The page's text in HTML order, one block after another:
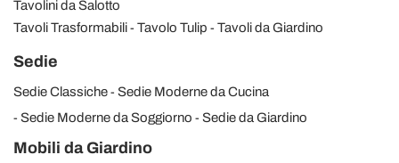
Tavolini da Salotto
Tavoli Trasformabili
Tavolo Tulip Tavoli da Giardino
Sedie
Sedie Classiche
Sedie Moderne da Cucina
Sedie Moderne da Soggiorno
Sedie da Giardino
Mobili da Giardino